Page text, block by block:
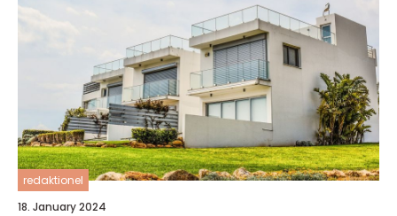
redaktionel
18. January 2024